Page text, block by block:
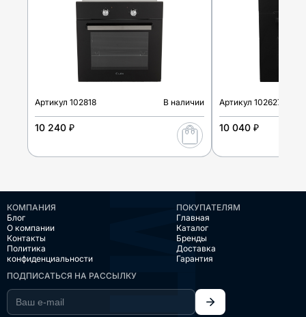
Артикул 102818 В наличии
10 240 ₽
Артикул 102627
10 040 ₽
КОМПАНИЯ
Блог
О компании
Контакты
Политика
конфиденциальности
ПОКУПАТЕЛЯМ
Главная
Каталог
Бренды
Доставка
Гарантия
ПОДПИСАТЬСЯ НА РАССЫЛКУ